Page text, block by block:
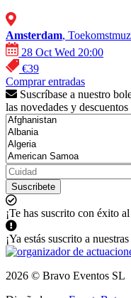
Amsterdam,
28 Oct Wed 20:00
€39
Comprar entradas
Suscríbase a nuestro
las novedades y descuentos
Suscribete
¡Te has suscrito con éxito
¡Ya estás suscrito a
2026 © Bravo Eventos SL